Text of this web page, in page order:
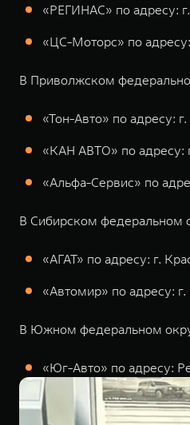
«РЕГИНАС» по адресу:
«ЦС-Моторс» по
В Приволжском
«Тон-Авто» по адресу:
«КАН АВТО» по адресу:
«Альфа-Сервис» по
В Сибирском федеральном
«АГАТ» по адресу: г.
«Автомир» по адресу:
В Южном федеральном
«Юг-Авто» по адресу: